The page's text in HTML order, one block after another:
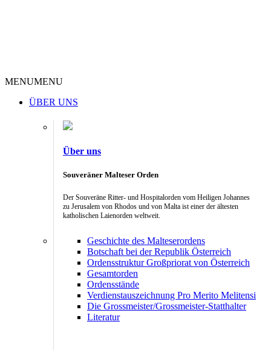
MENUMENU
ÜBER UNS
Über uns
Souveräner Malteser Orden
Der Souveräne Ritter- und Hospitalorden vom Heiligen Johannes
zu Jerusalem von Rhodos und von Malta ist einer der ältesten
katholischen Laienorden weltweit.
Geschichte des Malteserordens
Botschaft bei der Republik Österreich
Ordensstruktur Großpriorat von Österreich
Gesamtorden
Ordensstände
Verdienstauszeichnung Pro Merito Melitensi
Die Grossmeister/Grossmeister-Statthalter
Literatur